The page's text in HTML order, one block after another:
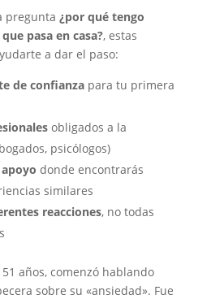
pregunta ¿por qué tengo
pasa en casa?, estas
a dar el paso:
de confianzapara tu primera
obligados a la
psicólogos)
donde encontrarás
similares
reacciones, no todas
años, comenzó hablando
sobre su «ansiedad». Fue